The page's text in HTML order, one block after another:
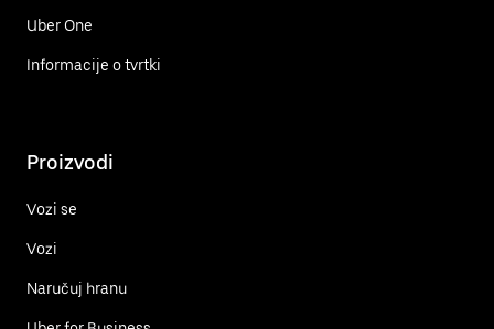
Uber One
Informacije o tvrtki
Proizvodi
Vozi se
Vozi
Naručuj hranu